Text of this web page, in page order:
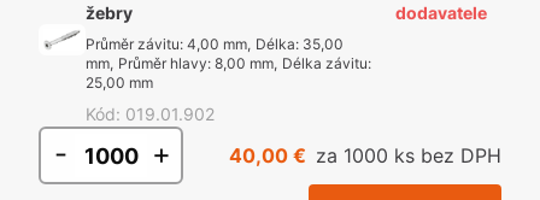
žebry
Průměr závitu: 4,00 mm, Délka: 35,00
mm, Průměr hlavy: 8,00 mm, Délka závitu:
25,00 mm
Kód: 019.01.902
dodavatele
- + 40,00 € za 1000 ks bez DPH